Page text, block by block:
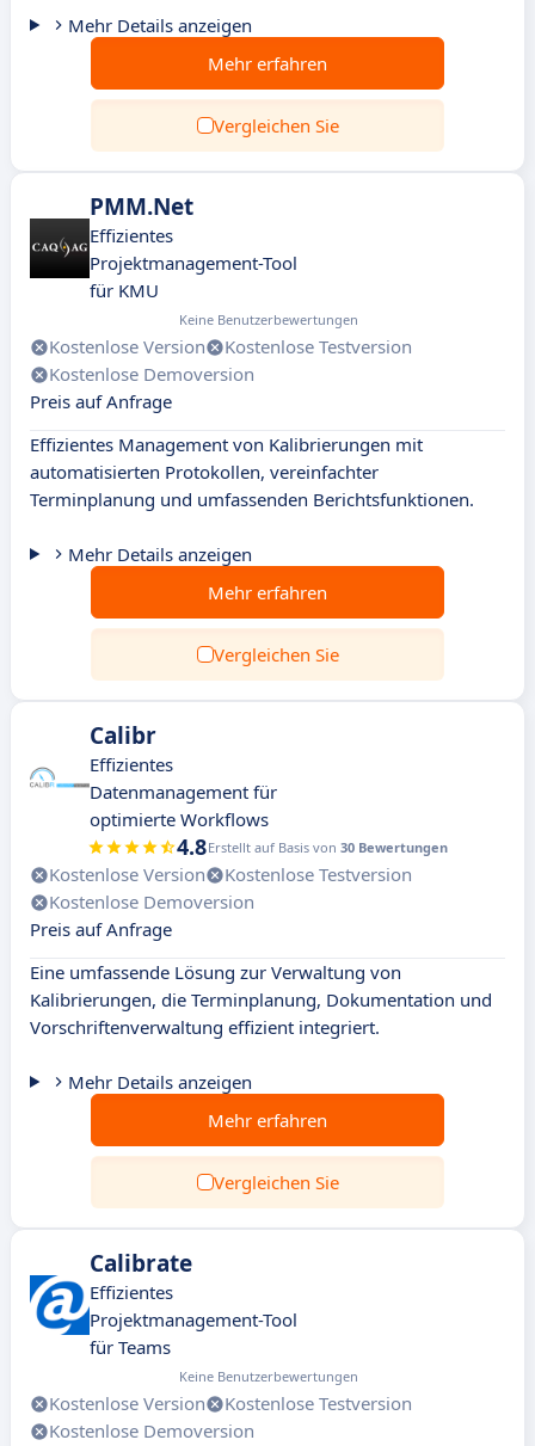
Mehr Details anzeigen
Mehr erfahren
Vergleichen Sie
PMM.Net
Effizientes
Projektmanagement-Tool
für KMU
Keine Benutzerbewertungen
Kostenlose Version
Kostenlose Testversion
Kostenlose Demoversion
Preis auf Anfrage
Effizientes Management von Kalibrierungen mit
automatisierten Protokollen, vereinfachter
Terminplanung und umfassenden Berichtsfunktionen.
Mehr Details anzeigen
Mehr erfahren
Vergleichen Sie
Calibr
Effizientes
Datenmanagement für
optimierte Workflows
4.8Erstellt auf Basis von 30 Bewertungen
Kostenlose Version
Kostenlose Testversion
Kostenlose Demoversion
Preis auf Anfrage
Eine umfassende Lösung zur Verwaltung von
Kalibrierungen, die Terminplanung, Dokumentation und
Vorschriftenverwaltung effizient integriert.
Mehr Details anzeigen
Mehr erfahren
Vergleichen Sie
Calibrate
Effizientes
Projektmanagement-Tool
für Teams
Keine Benutzerbewertungen
Kostenlose Version
Kostenlose Testversion
Kostenlose Demoversion